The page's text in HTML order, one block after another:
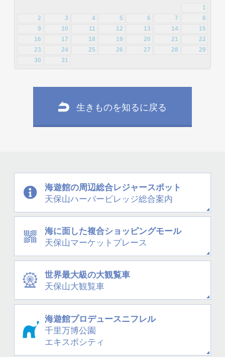
2013年2月 [26] 2013年1月 [31]
1
2
3 4 5 6 7
8
9
10 11 12 13 14
15
16
17 18 19 20 21
22
23
24 25 26 27 28
29
30
31
生きものを知るに戻る
海遊館の周辺総合レジャースポット
天保山ハーバービレッジ総合案内
海に面した複合ショッピングモール
天保山マーケットプレース
世界最大級の大観覧車
天保山大観覧車
海遊館プロデュースニフレル
千里万博公園
エキスポシティ